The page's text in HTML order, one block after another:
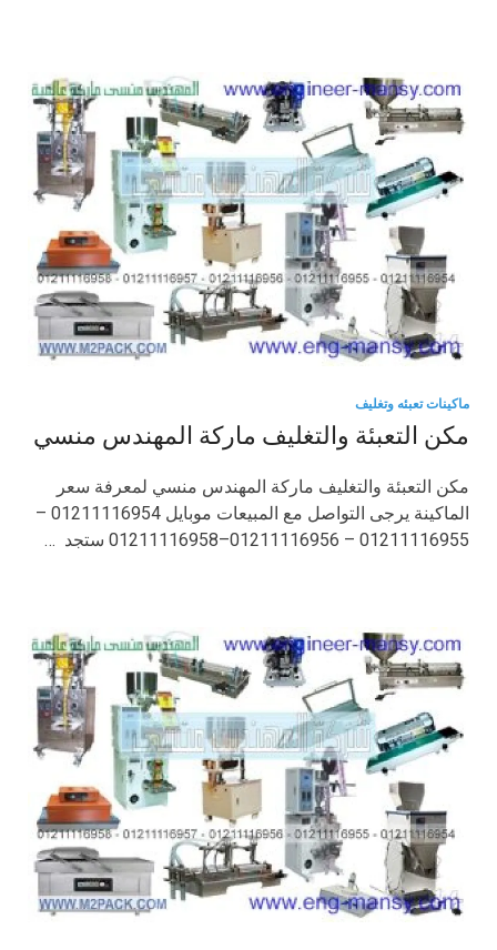
ماكينات تعبئه وتغليف
مكن التعبئة والتغليف ماركة المهندس منسي
مكن التعبئة والتغليف ماركة المهندس منسي لمعرفة سعر
الماكينة يرجى التواصل مع المبيعات موبايل 01211116954 –
01211116955 – 01211116956–01211116958 ستجد …